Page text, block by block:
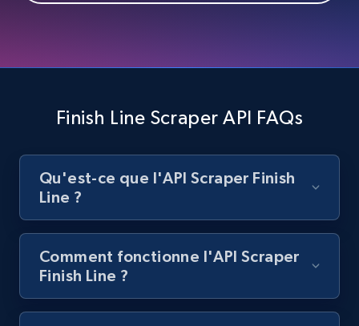
Best Buy products - Collect data on
products using specified keywords
URL, Product id, Title, Images, Final price,
Currency, Discount, Initial price, and more.
Finish Line Scraper API FAQs
Qu'est-ce que l'API Scraper Finish
Line ?
Comment fonctionne l'API Scraper
Finish Line ?